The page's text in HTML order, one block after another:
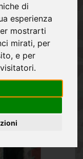
di
esperienza
mostrarti
mirati, per
e per